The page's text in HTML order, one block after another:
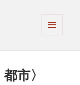
ーとウ
市〉